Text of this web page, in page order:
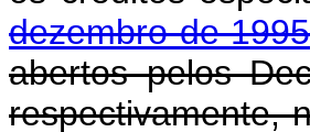
dezembro de 1995
abertos pelos
respectivamente,